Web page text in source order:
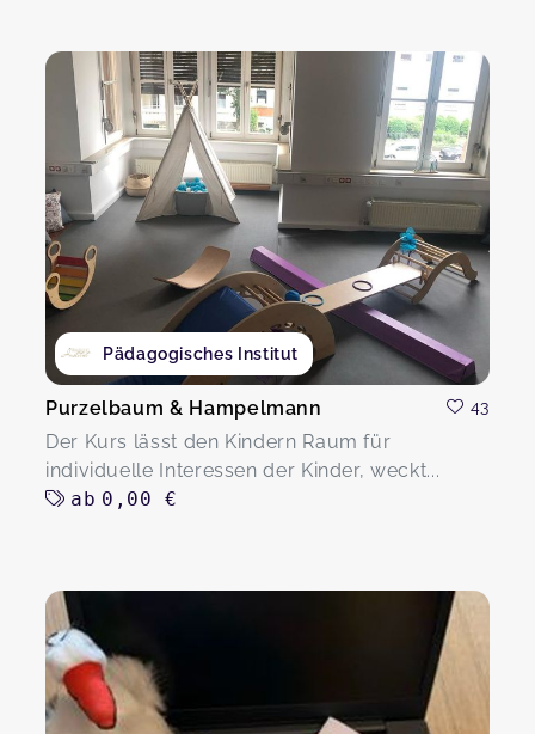
Pädagogisches Institut
Purzelbaum & Hampelmann 43
Der Kurs lässt den Kindern Raum für
individuelle Interessen der Kinder, weckt...
ab 0,00 €